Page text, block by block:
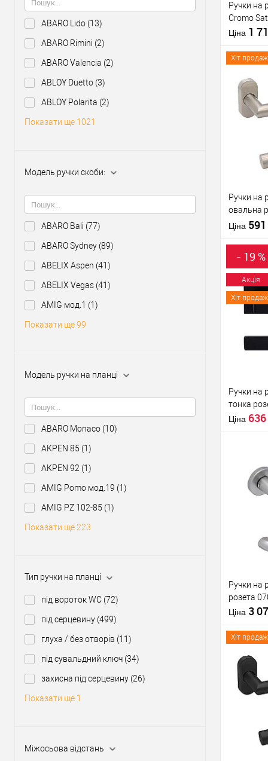
ABARO Lido (13)
ABARO Rimini (2)
ABARO Valencia (2)
ABLOY Duetto (3)
ABLOY Polarita (2)
Показати ще 1021
Модель ручки скоби:
ABARO Bali (77)
ABARO Sydney (89)
ABELIX Aspen (41)
ABELIX Vegas (41)
AMIG мод.1 (1)
Показати ще 99
Модель ручки на планці
ABARO Monaco (10)
AKPEN 85 (1)
AKPEN 92 (1)
AMIG Pomo мод.19 (1)
AMIG PZ 102-85 (1)
Показати ще 223
Тип ручки на планці
під вороток WC (72)
під серцевину (499)
глуха / без отворів (11)
під сувальдний ключ (34)
захисна під серцевину (26)
Показати ще 1
Міжосьова відстань
Модель
скоби:
відтінок
Ручки на
Cromo
Ціна 1
Матеріал
Країна
розеті
Хіт
Ручки на
овальна
сталь
Ціна 591
У
Матеріал
Модель
- 19 %
Акція
Хіт
Ручки на
тонка
Ціна 636
Матеріал
Країна
Модель
розеті
Ручки на
розета
Ціна 3
Хіт